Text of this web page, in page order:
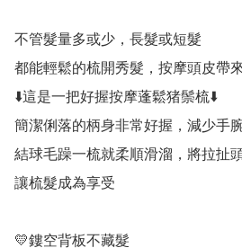
不管髮量多或少，長髮或短髮
都能輕鬆的梳開秀髮，按摩頭皮帶
⬇️這是一把好握按摩蓬鬆猪鬃梳⬇️
簡潔俐落的柄身非常好握，減少手
結球毛躁一梳就柔順滑溜，將拉扯
讓梳髮成為享受
💛鏤空背板不藏髮